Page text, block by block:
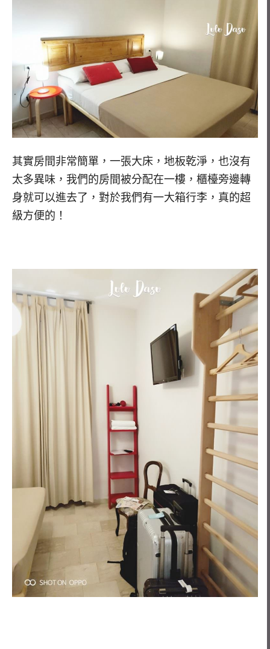
其實房間非常簡單，一張大床，地板乾淨，也沒有
太多異味，我們的房間被分配在一樓，櫃檯旁邊轉
身就可以進去了，對於我們有一大箱行李，真的超
級方便的！